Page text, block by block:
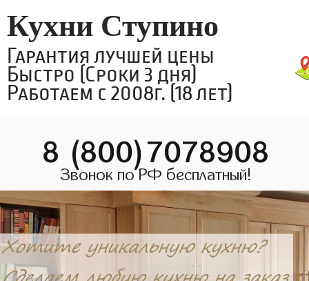
Кухни Ступино
Гарантия лучшей цены
Быстро (Сроки 3 дня)
Работаем с 2008г. (18 лет)
8 (800)7078908
Звонок по РФ бесплатный!